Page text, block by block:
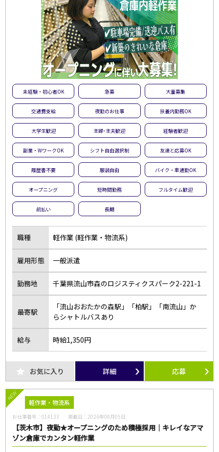
未経験・初心者OK 急募 大量募集
交通費支給 夜勤のお仕事 扶養内勤務OK
大学生歓迎 主婦･主夫歓迎 経験者歓迎
副業・WワークOK シフト自由選択制 友達と応募OK
履歴書不要 服装自由 バイク・車通勤OK
オープニング 短時間勤務 フルタイム歓迎
前払い 長期
職種 軽作業 (軽作業・物流系)
雇用形態 一般派遣
勤務地 千葉県流山市森のロジスティクスパーク2-221-1
最寄駅
「流山おおたかの森駅」「柏駅」「南流山」か
らシャトルバスあり
給与 時給1,350円
お気に入り 詳細 応募
NEW
軽作業・物流系
お仕事番号：014133 掲載日： 2026年08月05日
【茨木市】夜勤★オープニングのため積極採用｜キレイなアマ
ゾン倉庫でカンタン軽作業